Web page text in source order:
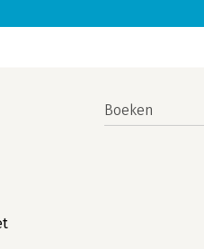
Boeken
Personen